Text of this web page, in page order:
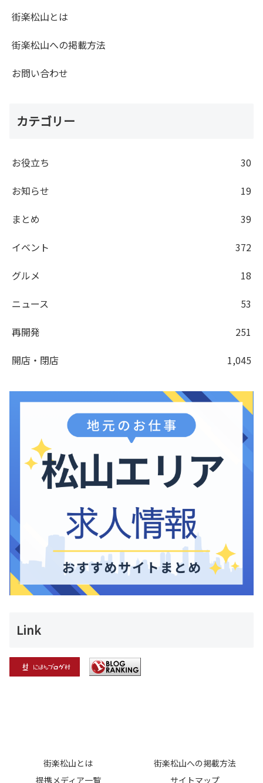
街楽松山とは
街楽松山への掲載方法
お問い合わせ
カテゴリー
お役立ち
30
お知らせ
19
まとめ
39
イベント
372
グルメ
18
ニュース
53
再開発
251
開店・閉店
1,045
Link
街楽松山とは
街楽松山への掲載方法
提携メディア一覧
サイトマップ